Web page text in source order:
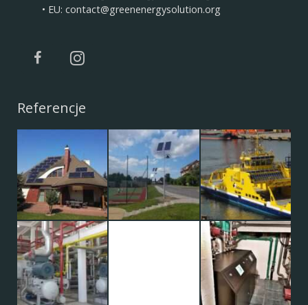
• EU: contact@greenenergysolution.org
Referencje